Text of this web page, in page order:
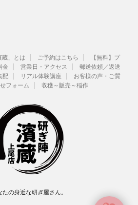
蔵」とは ご予約はこちら
【無料】プ
金 営業日・アクセス
郵送依頼／返送
配 リアル体験講座
お客様の声・ご質
フォーム 収穫～販売～稲作
たの身近な研ぎ屋さん。